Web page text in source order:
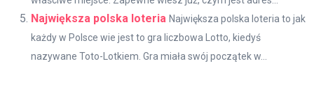
Największa polska loteria Największa polska loteria to jak
każdy w Polsce wie jest to gra liczbowa Lotto, kiedyś
nazywane Toto-Lotkiem. Gra miała swój początek w...